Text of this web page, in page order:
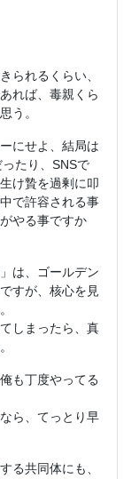
られるくらい、
れば、毒親くら
う。
にせよ、結局は
ったり、SNSで
け贄を過剰に叩
で許容される事
やる事ですか
は、ゴールデン
すが、核心を見
しまったら、真
も丁度やってる
ら、てっとり早
る共同体にも、